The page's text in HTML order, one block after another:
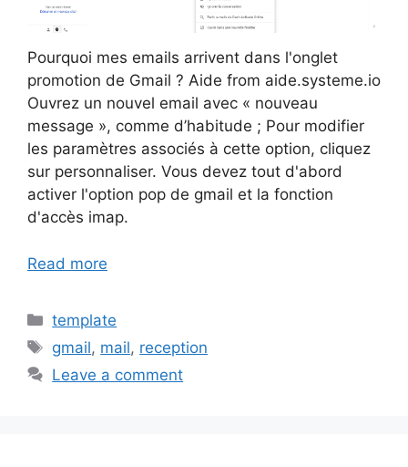
Pourquoi mes emails arrivent dans l'onglet
promotion de Gmail ? Aide from aide.systeme.io
Ouvrez un nouvel email avec « nouveau
message », comme d’habitude ; Pour modifier
les paramètres associés à cette option, cliquez
sur personnaliser. Vous devez tout d'abord
activer l'option pop de gmail et la fonction
d'accès imap.
Read more
Categories
template
Tags
gmail, mail, reception
Leave a comment